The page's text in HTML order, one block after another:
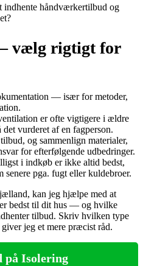
indhente håndværkertilbud og
vælg rigtigt for
— især for metoder,
er ofte vigtigere i ældre
vurderet af en fagperson.
og sammenlign materialer,
for efterfølgende udbedringer.
i indkøb er ikke altid bedst,
senere pga. fugt eller kuldebroer.
kan jeg hjælpe med at
bedst til dit hus — og hvilke
tilbud. Skriv hvilken type
jeg et mere præcist råd.
på Isolering